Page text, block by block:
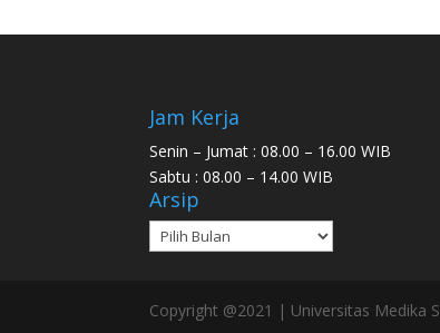
Jam Kerja
Senin – Jumat : 08.00 – 16.00 WIB
Sabtu : 08.00 – 14.00 WIB
Arsip
Copyright @2021 | Universitas Medika